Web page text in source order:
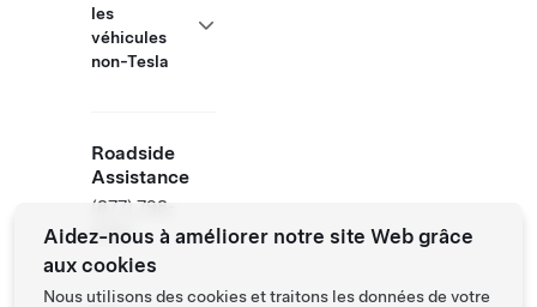
les
véhicules
non-Tesla
Roadside
Assistance
(877) 798-
3752
Aidez-nous à améliorer notre site Web grâce
aux cookies
Nous utilisons des cookies et traitons les données de votre